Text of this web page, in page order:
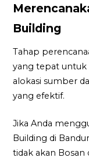
Building
Tahap
yang tepat untuk
alokasi sumber
yang efektif.
Jika Anda
Building di
tidak akan Bosan